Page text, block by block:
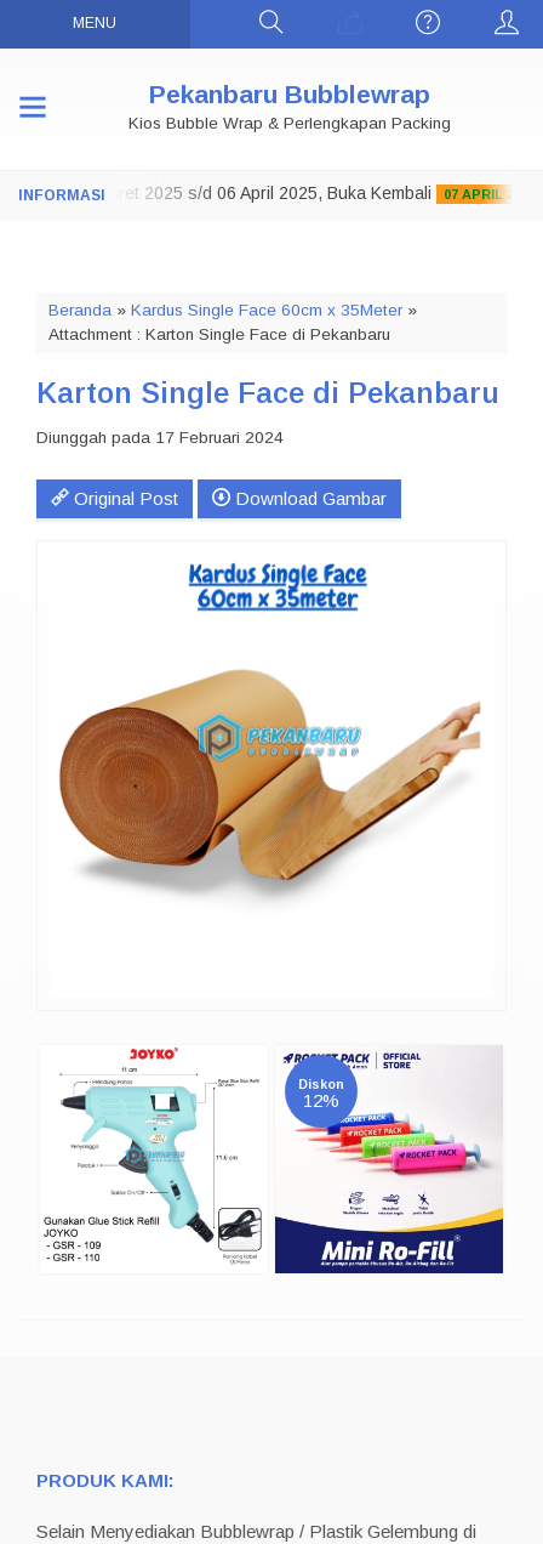
MENU
Pekanbaru Bubblewrap
Kios Bubble Wrap & Perlengkapan Packing
Tutup 29 Maret 2025 s/d 06 April 2025, Buka Kembali 07 APRIL 2025
Beranda » Kardus Single Face 60cm x 35Meter»
Attachment : Karton Single Face di Pekanbaru
Karton Single Face di Pekanbaru
Diunggah pada 17 Februari 2024
Original Post Download Gambar
Diskon
12%
PRODUK KAMI:
Selain Menyediakan Bubblewrap / Plastik Gelembung di